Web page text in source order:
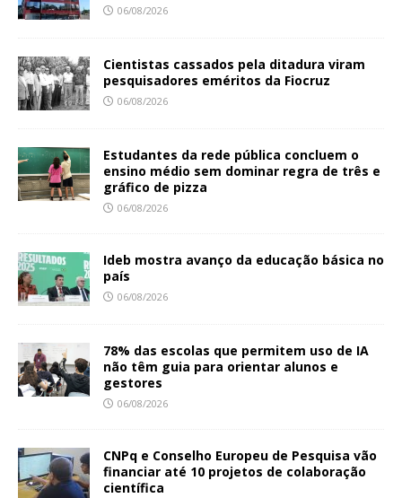
06/08/2026
Cientistas cassados pela ditadura viram
pesquisadores eméritos da Fiocruz
06/08/2026
Estudantes da rede pública concluem o
ensino médio sem dominar regra de três e
gráfico de pizza
06/08/2026
Ideb mostra avanço da educação básica no
país
06/08/2026
78% das escolas que permitem uso de IA
não têm guia para orientar alunos e
gestores
06/08/2026
CNPq e Conselho Europeu de Pesquisa vão
financiar até 10 projetos de colaboração
científica